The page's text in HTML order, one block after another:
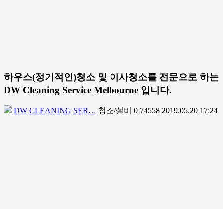
하우스(정기적인)청소 및 이사청소를 전문으로 하는
DW Cleaning Service Melbourne 입니다.
DW CLEANING SER… 청소/설비 0 74558 2019.05.20 17:24